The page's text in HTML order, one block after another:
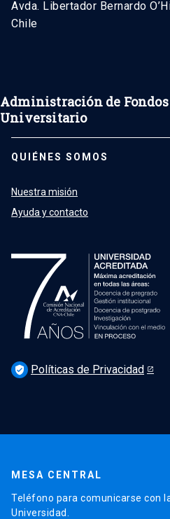
Avda. Libertador Bernardo
Chile
Administración de
Universitario
QUIÉNES SOMOS
Nuestra misión
Ayuda y contacto
verified_user Políticas de Privacidad
MESA CENTRAL
Teléfono para comunicarse con
Universidad.